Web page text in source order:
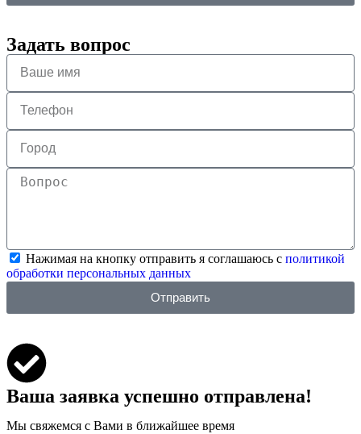
Задать вопрос
Нажимая на кнопку отправить я соглашаюсь с политикой
обработки персональных данных
Отправить
Ваша заявка успешно отправлена!
Мы свяжемся с Вами в ближайшее время